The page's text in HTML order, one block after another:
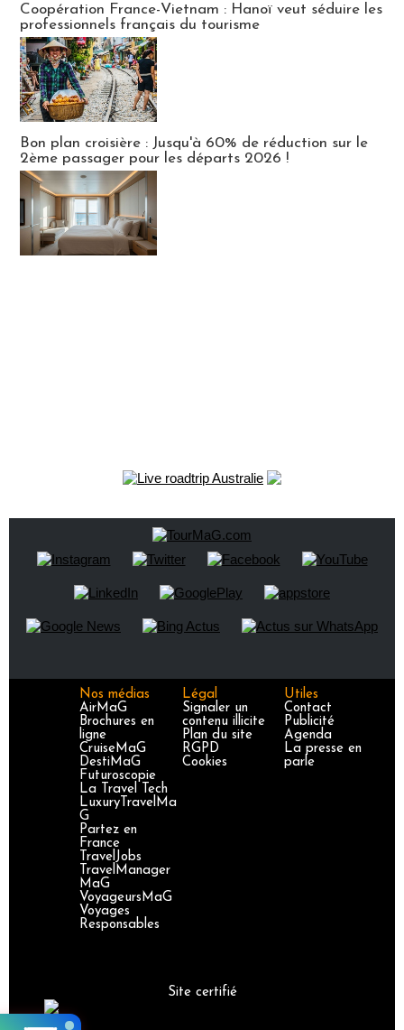
Coopération France-Vietnam : Hanoï veut séduire les
professionnels français du tourisme
Bon plan croisière : Jusqu'à 60% de réduction sur le
2ème passager pour les départs 2026 !
Nos médias
AirMaG
Brochures en
ligne
CruiseMaG
DestiMaG
Futuroscopie
La Travel Tech
LuxuryTravelMa
G
Partez en
France
TravelJobs
TravelManager
MaG
VoyageursMaG
Voyages
Responsables
Légal
Signaler un
contenu illicite
Plan du site
RGPD
Cookies
Utiles
Contact
Publicité
Agenda
La presse en
parle
Site certifié